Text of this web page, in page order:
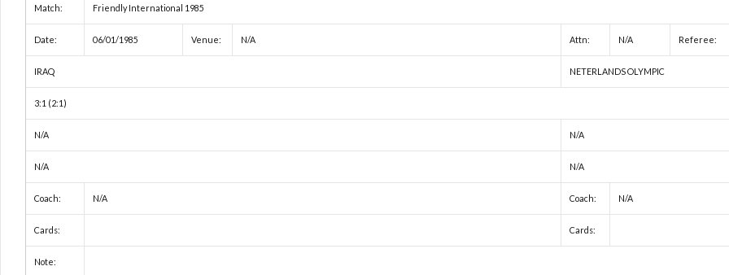
Match: Friendly International 1985
Date: 06/01/1985 Venue: N/A Attn: N/A Referee:
IRAQ NETERLANDS OLYMPIC
3:1 (2:1)
N/A N/A
N/A N/A
Coach: N/A Coach: N/A
Cards: Cards:
Note: